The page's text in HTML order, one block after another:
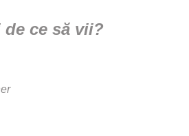
de ce să vii?